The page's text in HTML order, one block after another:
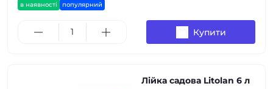
в наявності популярний
Купити
Лійка садова Litolan 6 л